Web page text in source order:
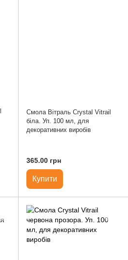
Смола Вітраль Crystal Vitrail
біла. Уп. 100 мл, для
декоративних виробів
365.00 грн
Купити